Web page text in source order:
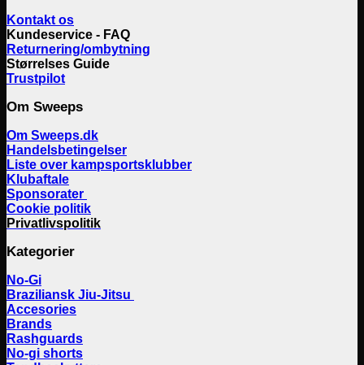
Kontakt os
Kundeservice - FAQ
Returnering/ombytning
Størrelses Guide
Trustpilot
Om Sweeps
Om Sweeps.dk
Handelsbetingelser
Liste over kampsportsklubber
Klubaftale
Sponsorater
Cookie politik
Privatlivspolitik
Kategorier
No-Gi
Braziliansk Jiu-Jitsu
Accesories
Brands
Rashguards
No-gi shorts